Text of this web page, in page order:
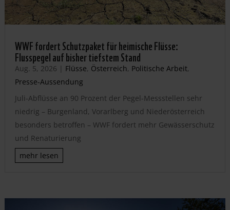
WWF fordert Schutzpaket für heimische Flüsse:
Flusspegel auf bisher tiefstem Stand
Aug. 5, 2026 | Flüsse, Österreich, Politische Arbeit,
Presse-Aussendung
Juli-Abflüsse an 90 Prozent der Pegel-Messstellen sehr
niedrig – Burgenland, Vorarlberg und Niederösterreich
besonders betroffen – WWF fordert mehr Gewässerschutz
und Renaturierung
mehr lesen